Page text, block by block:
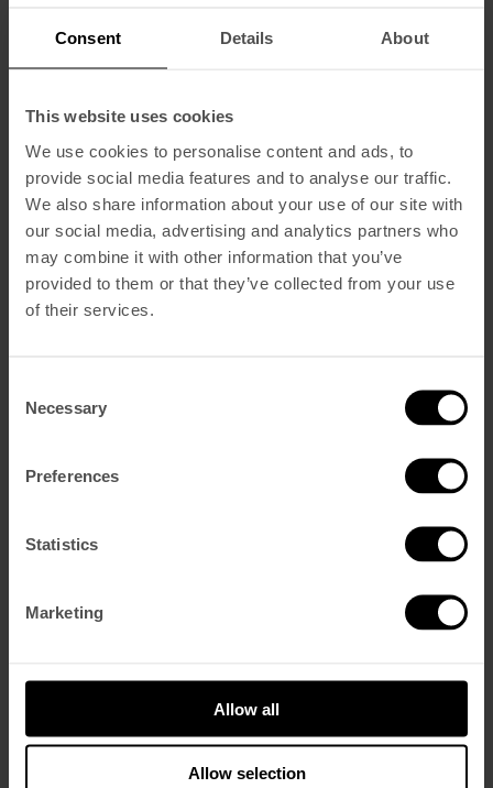
Consent Details About
This website uses cookies
We use cookies to personalise content and ads, to
provide social media features and to analyse our traffic.
We also share information about your use of our site with
our social media, advertising and analytics partners who
may combine it with other information that you’ve
provided to them or that they’ve collected from your use
of their services.
Selection
Necessary
Preferences
Statistics
Marketing
Allow all
Allow selection
Vouchers
Descubra o Melhor da Cidade
Contacto
Imprensa
Português
English(Inglês)
Français
(Francês)
(
Conheça o Chef
No coração do Blue Bistrot e do nosso restaurante irmão, o Lumi
Rooftop, o Chef João Silva traz uma abordagem refinada, mas
2018, a sua cozinha celebra sabores honestos, ingredientes sazonais
e o prazer da boa comida partilhada em boa companhia.
Enquanto o Blue Bistrot oferece uma sala de jantar íntima, com um
ambiente de bairro, acolhedora, suavemente iluminada e pensada
para refeições sem pressa, o Lumi Rooftop oferece vistas amplas
cozinha do João à sua maneira: um mais acolhedor, relaxado e
profundamente convidativo; o outro arejado, cénico e perfeito para